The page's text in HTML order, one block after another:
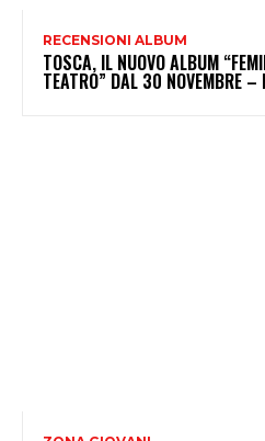
RECENSIONI ALBUM
TOSCA, IL NUOVO ALBUM
TEATRO” DAL 30 NOVEMBRE –